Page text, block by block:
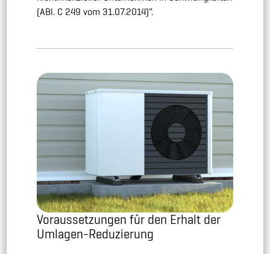
(ABl. C 249 vom 31.07.2014)“.
Voraussetzungen für den Erhalt der
Umlagen-Reduzierung